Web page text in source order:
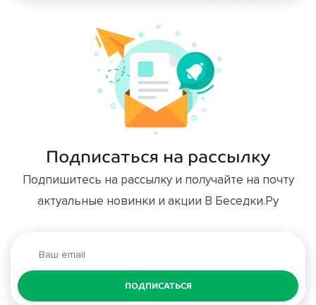
Подписаться на рассылку
Подпишитесь на рассылку и получайте на почту
актуальные новинки и акции В Беседки.Ру
ПОДПИСАТЬСЯ